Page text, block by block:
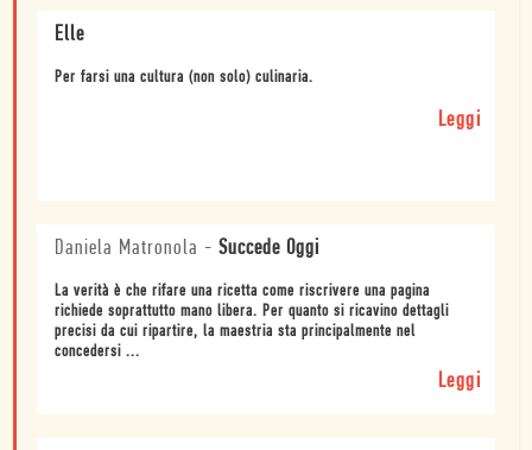
Elle
Per farsi una cultura (non solo) culinaria.
Leggi
Daniela Matronola - Succede Oggi
La verità è che rifare una ricetta come riscrivere una pagina
richiede soprattutto mano libera. Per quanto si ricavino dettagli
precisi da cui ripartire, la maestria sta principalmente nel
concedersi ...
Leggi